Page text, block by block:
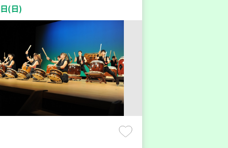
日(日)